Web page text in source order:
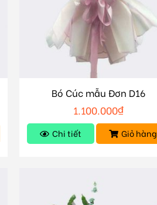
Bó Cúc mẫu Đơn D16
1.100.000₫
Chi tiết Giỏ hàng